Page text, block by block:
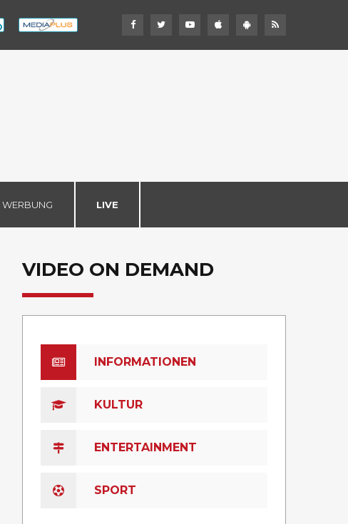
WERBUNG LIVE
VIDEO ON DEMAND
INFORMATIONEN
KULTUR
ENTERTAINMENT
SPORT